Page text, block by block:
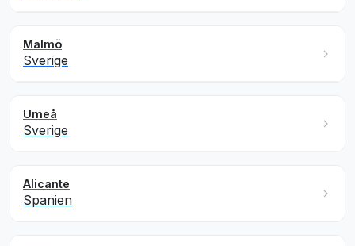
Malmö
Sverige
Umeå
Sverige
Alicante
Spanien